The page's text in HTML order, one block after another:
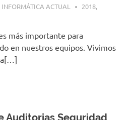
ACTUAL 2018,
más importante para
en nuestros equipos. Vivimos
Auditorias Seguridad